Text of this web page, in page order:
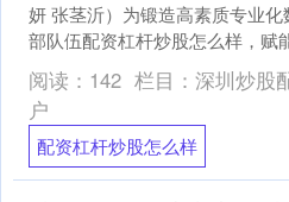
妍 张茎沂）为锻造高素质专业化
部队伍配资杠杆炒股怎么样，赋
长沙高质量发展，7月29日下午，
长沙市数....
阅读： 142 栏目： 深圳炒股
户
配资杠杆炒股怎么样